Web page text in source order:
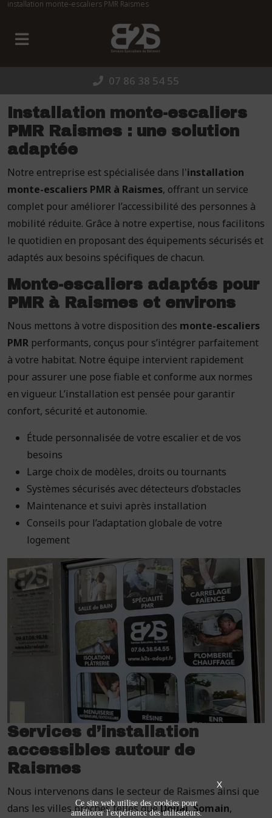
installation monte-escaliers PMR Raismes
07 86 38 54 55
Installation monte-escaliers
PMR Raismes : une solution
adaptée
Notre entreprise est spécialisée dans l'installation
monte-escaliers PMR à Raismes, offrant un service
complet pour améliorer l’accessibilité des personnes à
mobilité réduite. Grâce à notre expertise, nous facilitons
le quotidien en proposant des équipements sécurisés et
adaptés aux besoins spécifiques de chacun.
Monte-escaliers adaptés pour
PMR à Raismes et environs
Nous mettons à votre disposition des monte-escaliers
PMR performants, conçus pour s’intégrer parfaitement
à votre habitat. Notre équipe intervient rapidement
pour assurer une pose fiable et conforme aux normes
en vigueur. L’installation est pensée pour garantir
confort, sécurité et autonomie.
Étude personnalisée de votre escalier et de vos
besoins
Large choix de modèles, droits ou tournants
Systèmes sécurisés avec détecteurs d’obstacles
Maintenance et suivi après installation
Conseils pour l’adaptation globale de votre
logement
Services d’installation
accessibles autour de
Raismes
Nous intervenons dans le secteur de Raismes ainsi que
dans les villes proches telles queDouai,Somain,
Panneau de gestion des cookies
X
Ce site web utilise des cookies pour
améliorer l'expérience des utilisateurs.